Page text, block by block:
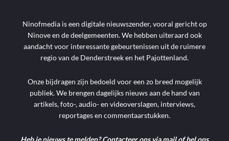
Ninofmedia is een digitale nieuwszender, vooral gericht op
Ninove en de deelgemeenten. We hebben uiteraard ook
aandacht voor interessante gebeurtenissen uit de ruimere
regio van de Denderstreek en het Pajottenland.
Onze bijdragen zijn bedoeld voor een zo breed mogelijk
publiek. We brengen dagelijks nieuws aan de hand van
artikels, foto-, audio- en videoverslagen, interviews,
reportages en commentaarstukken.